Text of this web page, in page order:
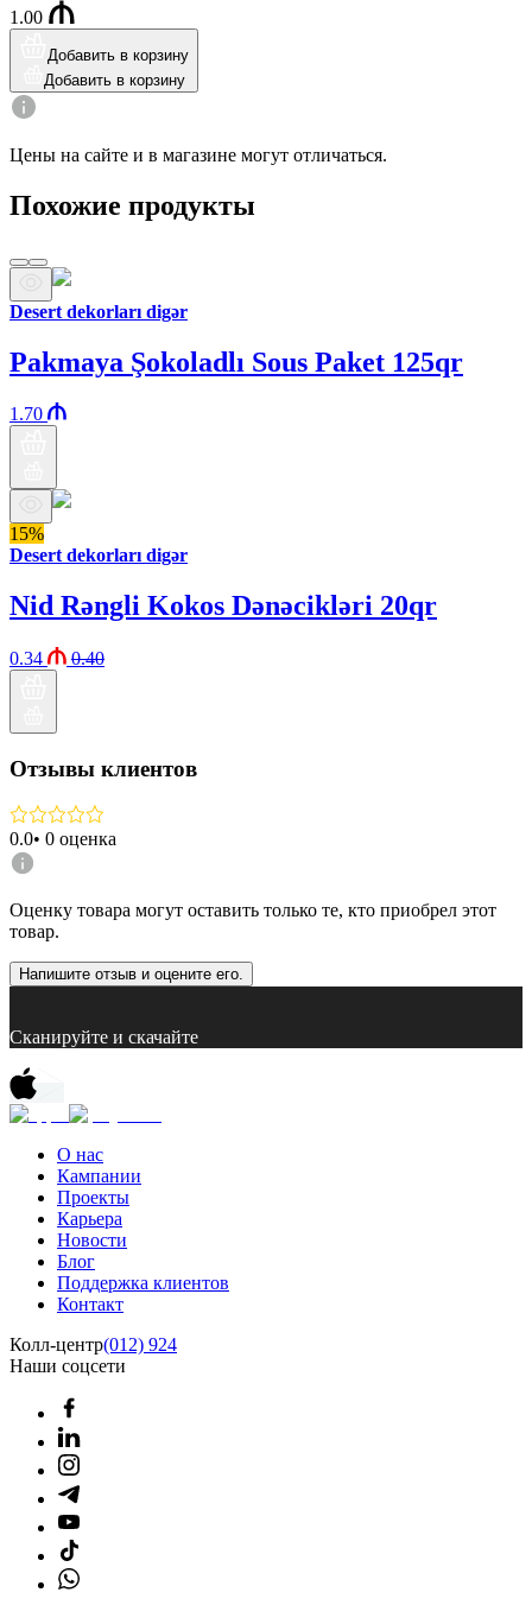
1.00
Добавить в корзину
Добавить в корзину
Цены на сайте и в магазине могут отличаться.
Похожие продукты
Desert dekorları digər
Pakmaya Şokoladlı Sous Paket 125qr
1.70
15%
Desert dekorları digər
Nid Rəngli Kokos Dənəcikləri 20qr
0.34 0.40
Отзывы клиентов
0.0• 0 оценка
Оценку товара могут оставить только те, кто приобрел этот
товар.
Напишите отзыв и оцените его.
Сканируйте и скачайте
О нас
Кампании
Проекты
Карьера
Новости
Блог
Поддержка клиентов
Контакт
Колл-центр(012) 924
Наши соцсети